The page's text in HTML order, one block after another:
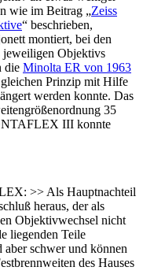
wie im Beitrag „Zeiss
“ beschrieben,
montiert, bei den
jeweiligen Objektivs
die Minolta ER von 1963
gleichen Prinzip mit Hilfe
werden konnte. Das
35
III konnte
>> Als Hauptnachteil
heraus, der als
Objektivwechsel nicht
liegenden Teile
schwer und können
des Hauses